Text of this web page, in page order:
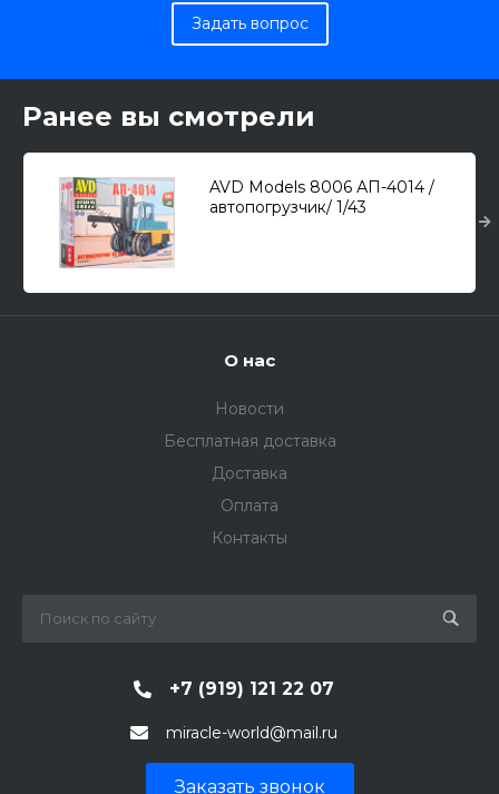
Задать вопрос
Ранее вы смотрели
AVD Models 8006 АП-4014 /
автопогрузчик/ 1/43
О нас
Новости
Бесплатная доставка
Доставка
Оплата
Контакты
+7 (919) 121 22 07
miracle-world@mail.ru
Заказать звонок